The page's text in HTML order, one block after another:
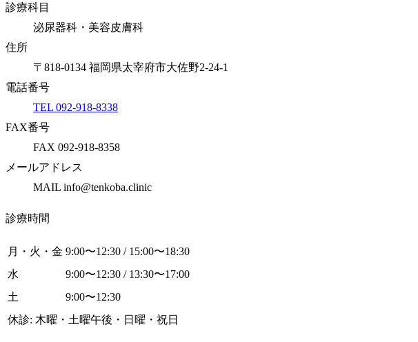
診療科目
泌尿器科・美容皮膚科
住所
〒818-0134 福岡県太宰府市大佐野2-24-1
電話番号
TEL 092-918-8338
FAX番号
FAX 092-918-8358
メールアドレス
MAIL info@tenkoba.clinic
診療時間
月・火・金 9:00〜12:30 / 15:00〜18:30
水
9:00〜12:30 / 13:30〜17:00
土
9:00〜12:30
休診: 木曜・土曜午後・日曜・祝日